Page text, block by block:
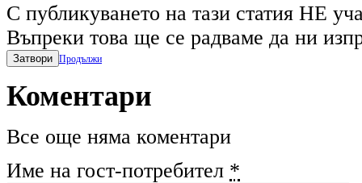
С публикуването на тази статия НЕ
Въпреки това ще се радваме да ни
Затвори Продължи
Коментари
Все още няма коментари
Име на гост-потребител *